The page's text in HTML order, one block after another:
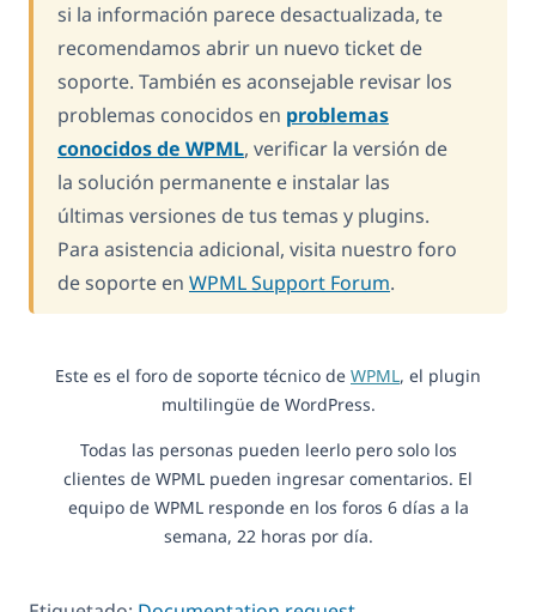
si la información parece desactualizada, te
recomendamos abrir un nuevo ticket de
soporte. También es aconsejable revisar los
problemas conocidos en problemas
conocidos de WPML, verificar la versión de
la solución permanente e instalar las
últimas versiones de tus temas y plugins.
Para asistencia adicional, visita nuestro foro
de soporte en WPML Support Forum.
Este es el foro de soporte técnico de WPML, el plugin
multilingüe de WordPress.
Todas las personas pueden leerlo pero solo los
clientes de WPML pueden ingresar comentarios. El
equipo de WPML responde en los foros 6 días a la
semana, 22 horas por día.